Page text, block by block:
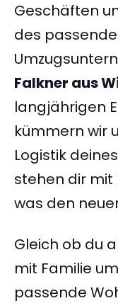
Geschäften
des
Falkner aus
langjährigen
kümmern wir
Logistik
stehen dir mit
was den
Gleich ob du
mit Familie
passende